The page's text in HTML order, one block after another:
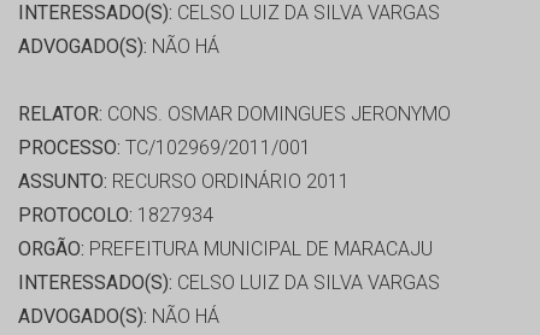
INTERESSADO(S): CELSO LUIZ DA SILVA VARGAS
ADVOGADO(S): NÃO HÁ
RELATOR: CONS. OSMAR DOMINGUES JERONYMO
PROCESSO: TC/102969/2011/001
ASSUNTO: RECURSO ORDINÁRIO 2011
PROTOCOLO: 1827934
ORGÃO: PREFEITURA MUNICIPAL DE MARACAJU
INTERESSADO(S): CELSO LUIZ DA SILVA VARGAS
ADVOGADO(S): NÃO HÁ